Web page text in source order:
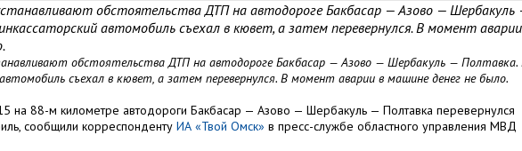
обстоятельства ДТП на автодороге Бакбасар — Азово — Шербакуль
автомобиль съехал в кювет, а затем перевернулся. В момент
обстоятельства ДТП на автодороге Бакбасар — Азово — Шербакуль — Полтавка.
съехал в кювет, а затем перевернулся. В момент аварии в машине денег не было.
на 88-м километре автодороги Бакбасар — Азово — Шербакуль — Полтавка перевернулся
сообщили корреспонденту ИА «Твой Омск» в пресс-службе областного управления МВД